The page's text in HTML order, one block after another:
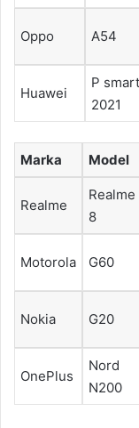
Oppo A54
Huawei
P smart
2021
Marka Model
Realme
Realme
8
Motorola G60
Nokia G20
OnePlus
Nord
N200